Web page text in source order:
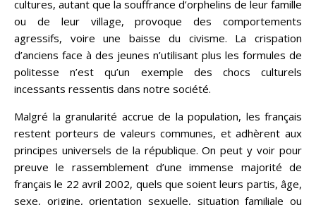
cultures, autant que la souffrance d’orphelins de leur famille
ou de leur village, provoque des comportements
agressifs, voire une baisse du civisme. La crispation
d’anciens face à des jeunes n’utilisant plus les formules de
politesse n’est qu’un exemple des chocs culturels
incessants ressentis dans notre société.
Malgré la granularité accrue de la population, les français
restent porteurs de valeurs communes, et adhèrent aux
principes universels de la république. On peut y voir pour
preuve le rassemblement d’une immense majorité de
français le 22 avril 2002, quels que soient leurs partis, âge,
sexe, origine, orientation sexuelle, situation familiale ou